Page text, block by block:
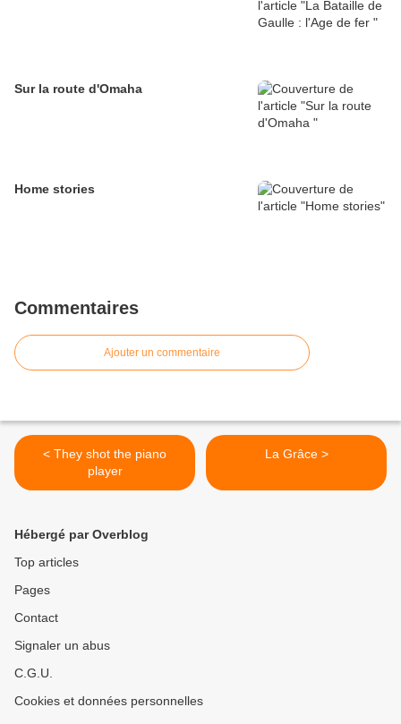
Sur la route d'Omaha
Home stories
Commentaires
Ajouter un commentaire
< They shot the piano
player
La Grâce >
Hébergé par Overblog
Top articles
Pages
Contact
Signaler un abus
C.G.U.
Cookies et données personnelles